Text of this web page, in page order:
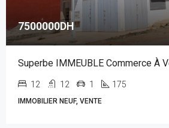
7500000DH
12 12 1 175
IMMOBILIER NEUF, VENTE